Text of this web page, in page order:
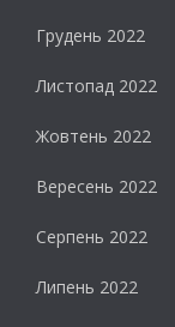
Грудень 2022
Листопад 2022
Жовтень 2022
Вересень 2022
Серпень 2022
Липень 2022